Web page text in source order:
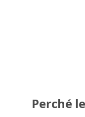
Perché